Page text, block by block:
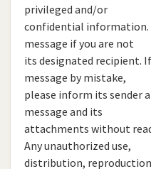
privileged and/or
confidential information.
message if you are not
its designated recipient.
message by mistake,
please inform its sender
message and its
attachments without
Any unauthorized use,
distribution,